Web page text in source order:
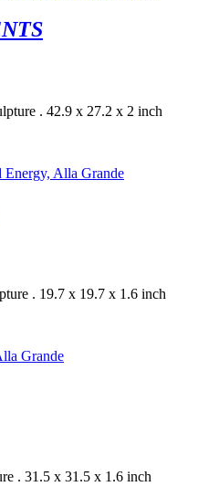
. 42.9 x 27.2 x 2 inch
. 19.7 x 19.7 x 1.6 inch
. 31.5 x 31.5 x 1.6 inch